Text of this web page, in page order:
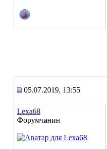
05.07.2019, 13:55
Lexa68
Форумчанин